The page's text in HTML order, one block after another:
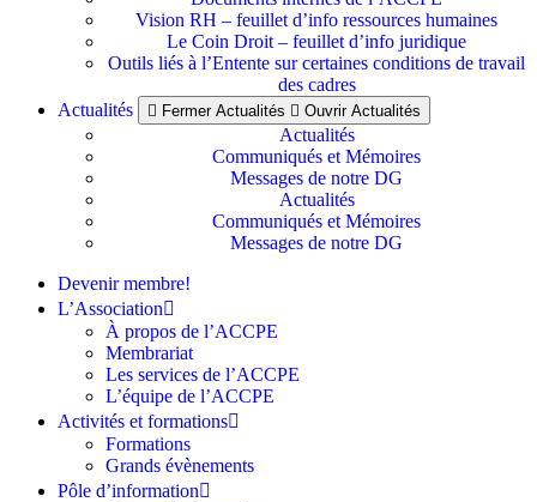
Vision RH – feuillet d’info ressources humaines
Le Coin Droit – feuillet d’info juridique
Outils liés à l’Entente sur certaines conditions de travail
des cadres
Actualités
Fermer Actualités Ouvrir Actualités
Actualités
Communiqués et Mémoires
Messages de notre DG
Actualités
Communiqués et Mémoires
Messages de notre DG
Devenir membre!
L’Association
À propos de l’ACCPE
Membrariat
Les services de l’ACCPE
L’équipe de l’ACCPE
Activités et formations
Formations
Grands évènements
Pôle d’information